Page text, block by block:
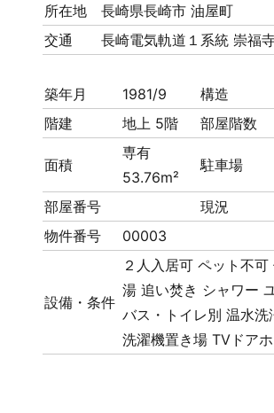
所在地
長崎県長崎市 油屋町
交通
長崎電気軌道１系統 崇福
築年月 1981/9 構造
階建
地上 5階 部屋階数
面積
専有
53.76m²
駐車場
部屋番号 現況
物件番号
00003
設備・条件
２人入居可 ペット不可
湯 追い焚き シャワー
バス・トイレ別 温水洗
洗濯機置き場 TVドア